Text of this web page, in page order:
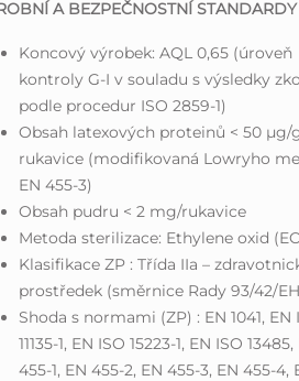
A BEZPEČNOSTNÍ STANDARDY
Koncový výrobek: AQL 0,65 (úroveň
kontroly G-I v souladu s výsledky
podle procedur ISO 2859-1)
Obsah latexových proteinů < 50 µg/
rukavice (modifikovaná Lowryho
EN 455-3)
Obsah pudru < 2 mg/rukavice
Metoda sterilizace: Ethylene oxid
Klasifikace ZP : Třída IIa –
prostředek (směrnice Rady 93/42/
Shoda s normami (ZP) : EN 1041, EN
11135-1, EN ISO 15223-1, EN ISO 13485,
455-1, EN 455-2, EN 455-3, EN 455-4,